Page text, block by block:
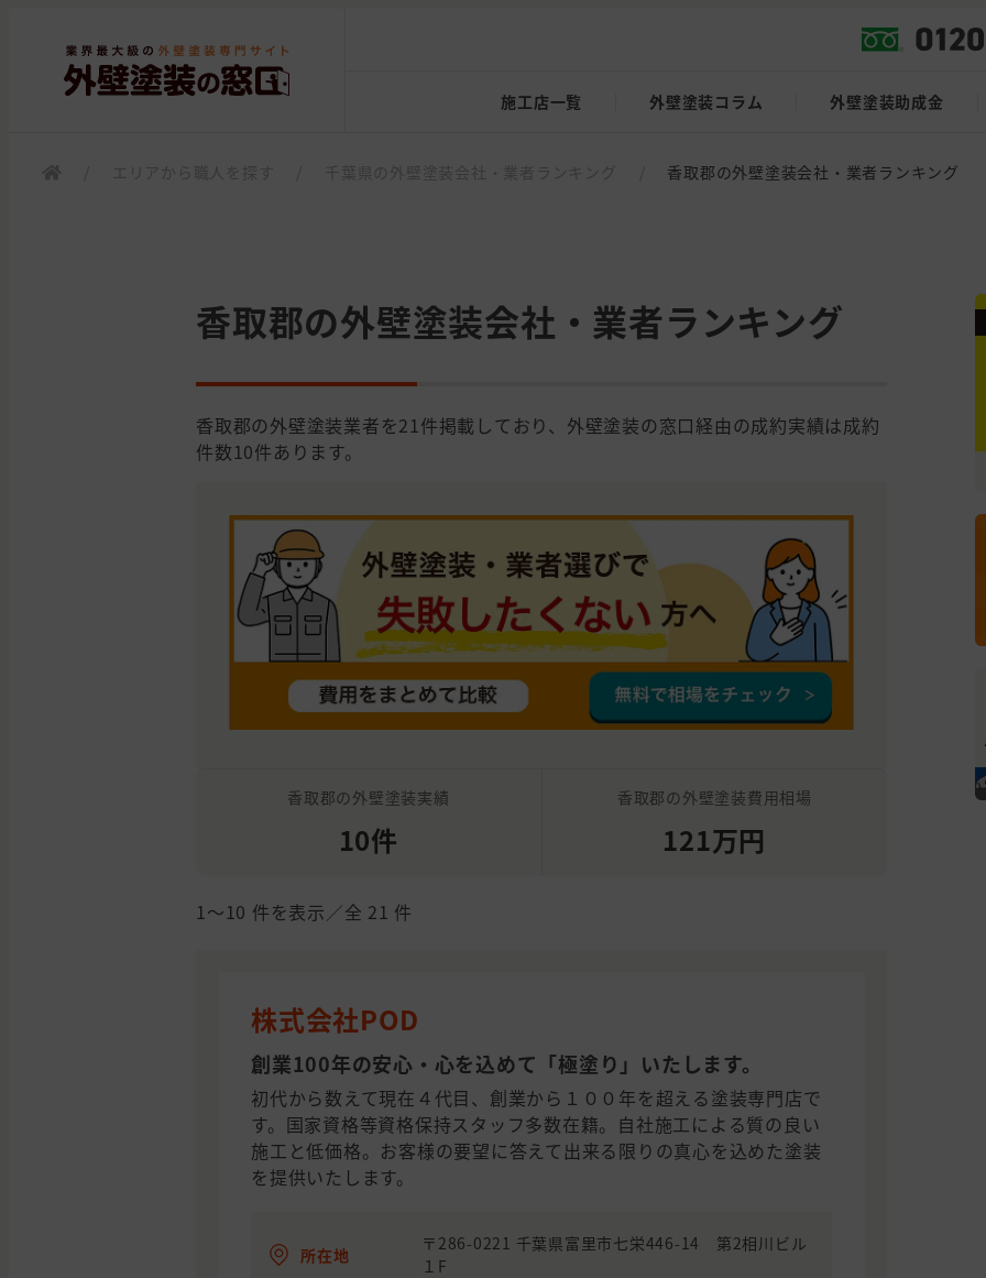
施工店一覧 外壁塗装コラム 外壁塗装助成金
香取郡の外壁塗装会社・業者ランキング
香取郡の外壁塗装会社・業者ランキング
香取郡の外壁塗装業者を21件掲載しており、外壁塗装の窓口経由の成約実績は成約
件数10件あります。
香取郡の外壁塗装実績
10件
香取郡の外壁塗装費用相場
121万円
1〜10 件を表示／全 21 件
株式会社POD
創業100年の安心・心を込めて「極塗り」いたします。
初代から数えて現在４代目、創業から１００年を超える塗装専門店で
す。国家資格等資格保持スタッフ多数在籍。自社施工による質の良い
施工と低価格。お客様の要望に答えて出来る限りの真心を込めた塗装
を提供いたします。
所在地
〒286-0221 千葉県富里市七栄446-14 第2相川ビル
１F